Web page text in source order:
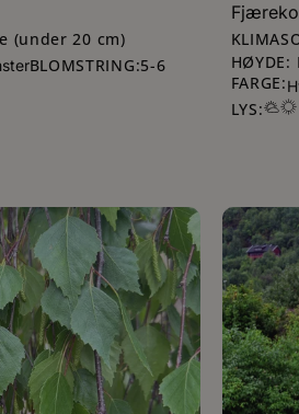
(under 20 cm)
BLOMSTRING:5-6
FARGE:
LYS: